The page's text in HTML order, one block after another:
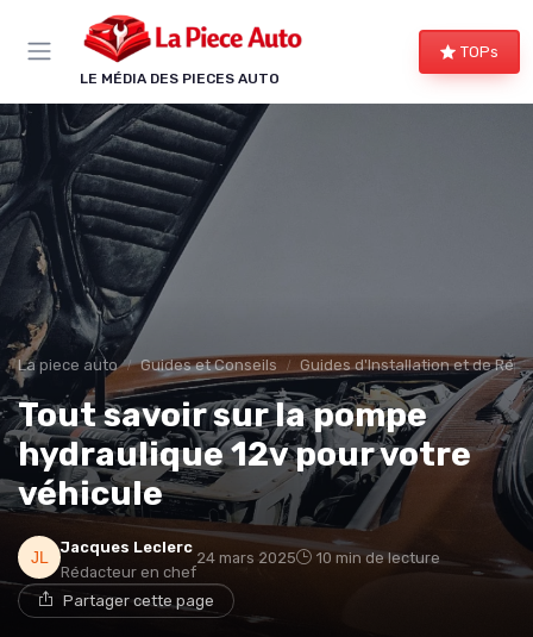
LE MÉDIA DES PIECES AUTO
TOPs
La piece auto Guides et Conseils Guides d'Installation et de
Tout savoir sur la pompe
hydraulique 12v pour votre
véhicule
Jacques Leclerc
Rédacteur en chef
24 mars 2025 10 min de lecture
Partager cette page
Panneau de gestion des cookies